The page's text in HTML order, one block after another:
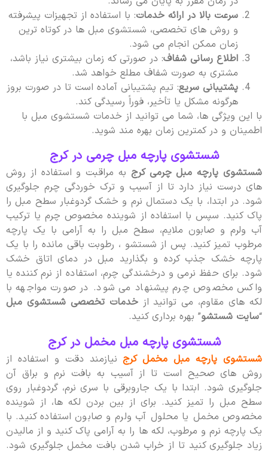
سرعت بالا در ارائه خدمات: با استفاده از تجهیزات پیشرفته
و روش های تخصصی، شستشوی مبل ها در کوتاه ترین
زمان ممکن انجام می شود.
اطلاع رسانی شفاف: در صورتی که زمان بیشتری نیاز باشد،
مشتری به صورت شفاف مطلع خواهد شد.
پشتیبانی سریع: تیم پشتیبانی آماده است تا در صورت بروز
هرگونه مشکل یا تأخیر، فوراً رسیدگی کند.
با این ویژگی ها، شما می توانید از خدمات شستشوی مبل با
اطمینان و در کمترین زمان بهره مند شوید.
شستشوی پارچه مبل چرمی در کرج
شستشوی پارچه مبل چرمی کرج به مراقبت و استفاده از روش
های درست نیاز دارد تا از آسیب و ترک خوردگی چرم جلوگیری
شود. در ابتدا، با یک دستمال نرم و خشک گردوغبار سطح مبل را
پاک کنید. سپس با استفاده از شوینده مخصوص چرم یا ترکیب
آب ولرم و صابون ملایم، سطح مبل را به آرامی با یک پارچه
مرطوب تمیز کنید. پس از شستشو ، رطوبت باقی مانده را با یک
پارچه خشک جذب کرده و بگذارید مبل در دمای اتاق خشک
شود. برای حفظ نرمی و درخشندگی چرم، استفاده از نرم کننده یا
واکس مخصوص چرم پیشنهاد می شود. در صورت مواجهه با
لکه های مقاوم، می توانید از خدمات تخصصی شستشوی مبل
سایت شستشو” بهره برداری کنید.
شستشوی پارچه مبل مخمل در کرج
شستشوی پارچه مبل مخمل کرجنیازمند دقت و استفاده از
روش های صحیح است تا از آسیب به بافت نرم و براق آن
جلوگیری شود. ابتدا با یک جاروبرقی با سری نرم، گردوغبار روی
سطح مبل را تمیز کنید. برای از بین بردن لکه ها، از شوینده
مخصوص مخمل یا محلول آب ولرم و صابون استفاده کنید. با
یک پارچه نرم و مرطوب، لکه ها را به آرامی پاک کنید و از مالیدن
زیاد جلوگیری کنید تا از خراب شدن بافت مخمل جلوگیری شود.